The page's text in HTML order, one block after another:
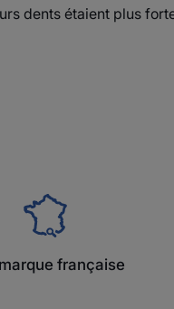
dents étaient plus
française